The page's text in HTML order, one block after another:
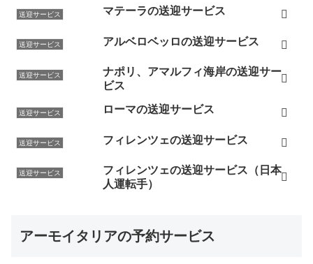
送迎サービス マテーラの送迎サービス
送迎サービス アルベロベッロの送迎サービス
送迎サービス
ナポリ、アマルフィ海岸の送迎サー
ビス
送迎サービス ローマの送迎サービス
送迎サービス フィレンツェの送迎サービス
送迎サービス
フィレンツェの送迎サービス（日本
人運転手）
アーモイタリアの予約サービス